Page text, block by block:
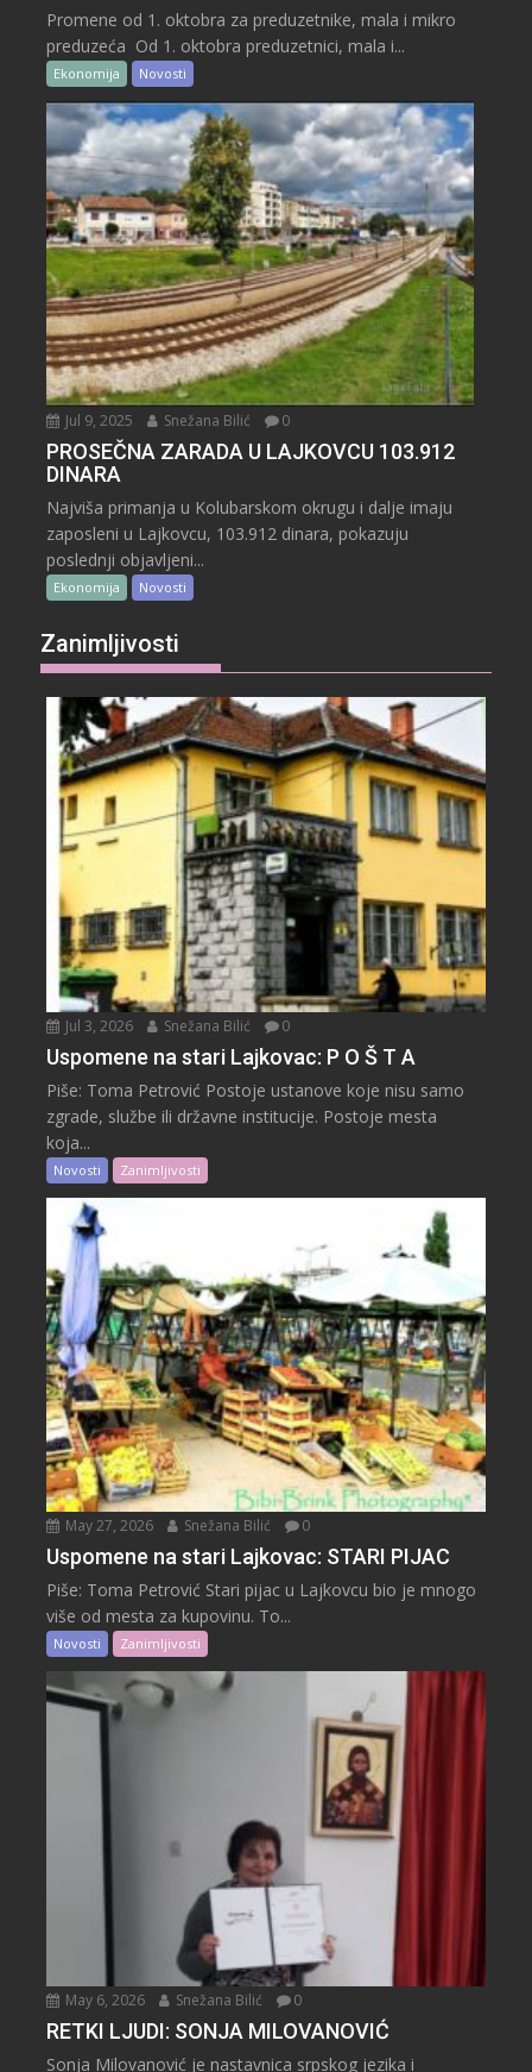
Promene od 1. oktobra za preduzetnike, mala i mikro
preduzeća Od 1. oktobra preduzetnici, mala i...
Ekonomija Novosti
Jul 9, 2025 Snežana Bilić 0
PROSEČNA ZARADA U LAJKOVCU 103.912
DINARA
Najviša primanja u Kolubarskom okrugu i dalje imaju
zaposleni u Lajkovcu, 103.912 dinara, pokazuju
poslednji objavljeni...
Ekonomija Novosti
Zanimljivosti
Jul 3, 2026 Snežana Bilić 0
Uspomene na stari Lajkovac: P O Š T A
Piše: Toma Petrović Postoje ustanove koje nisu samo
zgrade, službe ili državne institucije. Postoje mesta
koja...
Novosti Zanimljivosti
May 27, 2026 Snežana Bilić 0
Uspomene na stari Lajkovac: STARI PIJAC
Piše: Toma Petrović Stari pijac u Lajkovcu bio je mnogo
više od mesta za kupovinu. To...
Novosti Zanimljivosti
May 6, 2026 Snežana Bilić 0
RETKI LJUDI: SONJA MILOVANOVIĆ
Sonja Milovanović je nastavnica srpskog jezika i